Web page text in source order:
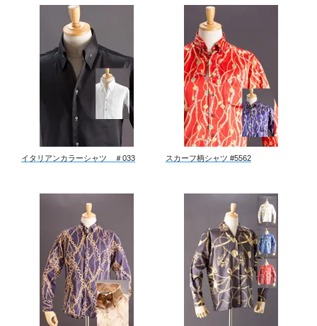
イタリアンカラーシャツ ＃033 スカーフ柄シャツ #5562